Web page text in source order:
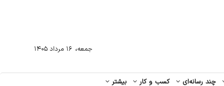
چند رسانه‌ای کسب و کار بیشتر
جمعه، ۱۶ مرداد ۱۴۰۵